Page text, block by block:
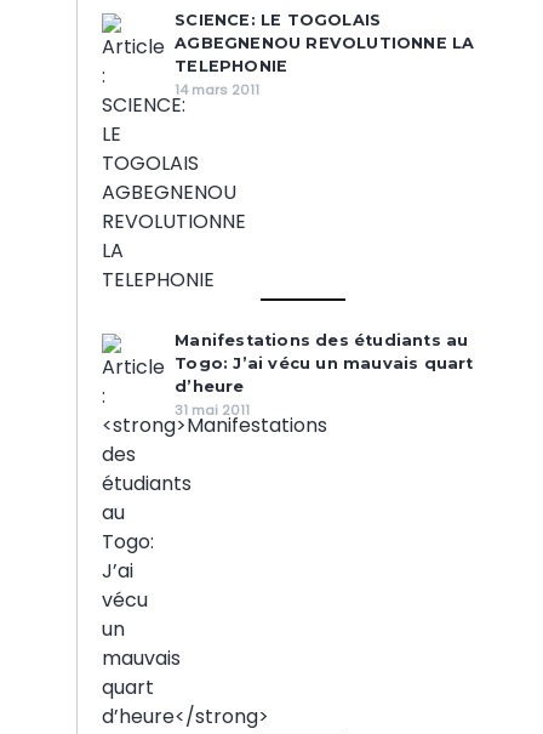
SCIENCE: LE TOGOLAIS
AGBEGNENOU REVOLUTIONNE LA
TELEPHONIE
14 mars 2011
Manifestations des étudiants au
Togo: J’ai vécu un mauvais quart
d’heure
31 mai 2011